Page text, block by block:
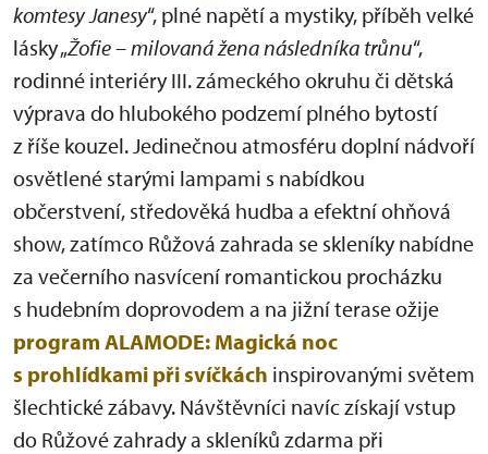
komtesy Janesy“, plné napětí a mystiky, příběh velké
lásky „Žofie – milovaná žena následníka trůnu“,
rodinné interiéry III. zámeckého okruhu či dětská
výprava do hlubokého podzemí plného bytostí
z říše kouzel. Jedinečnou atmosféru doplní nádvoří
osvětlené starými lampami s nabídkou
občerstvení, středověká hudba a efektní ohňová
show, zatímco Růžová zahrada se skleníky nabídne
za večerního nasvícení romantickou procházku
s hudebním doprovodem a na jižní terase ožije
program ALAMODE: Magická noc
s prohlídkami při svíčkách inspirovanými světem
šlechtické zábavy. Návštěvníci navíc získají vstup
do Růžové zahrady a skleníků zdarma při